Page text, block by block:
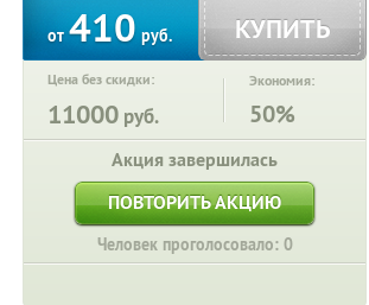
от410руб. КУПИТЬ
Цена без скидки:
11000 руб.
Экономия:
50%
Акция завершилась
ПОВТОРИТЬ АКЦИЮ
Человек проголосовало: 0